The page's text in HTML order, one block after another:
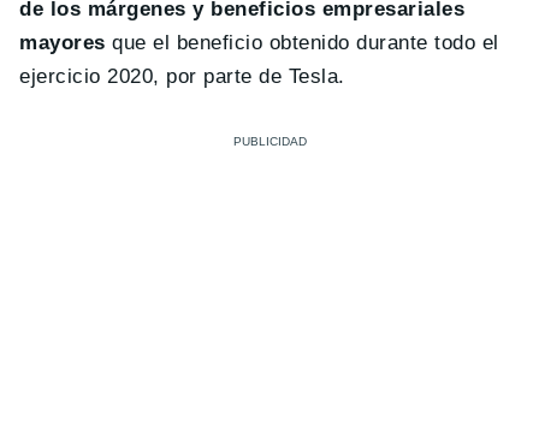
de los márgenes y beneficios empresariales
mayoresque el beneficio obtenido durante todo el
ejercicio 2020, por parte de Tesla.